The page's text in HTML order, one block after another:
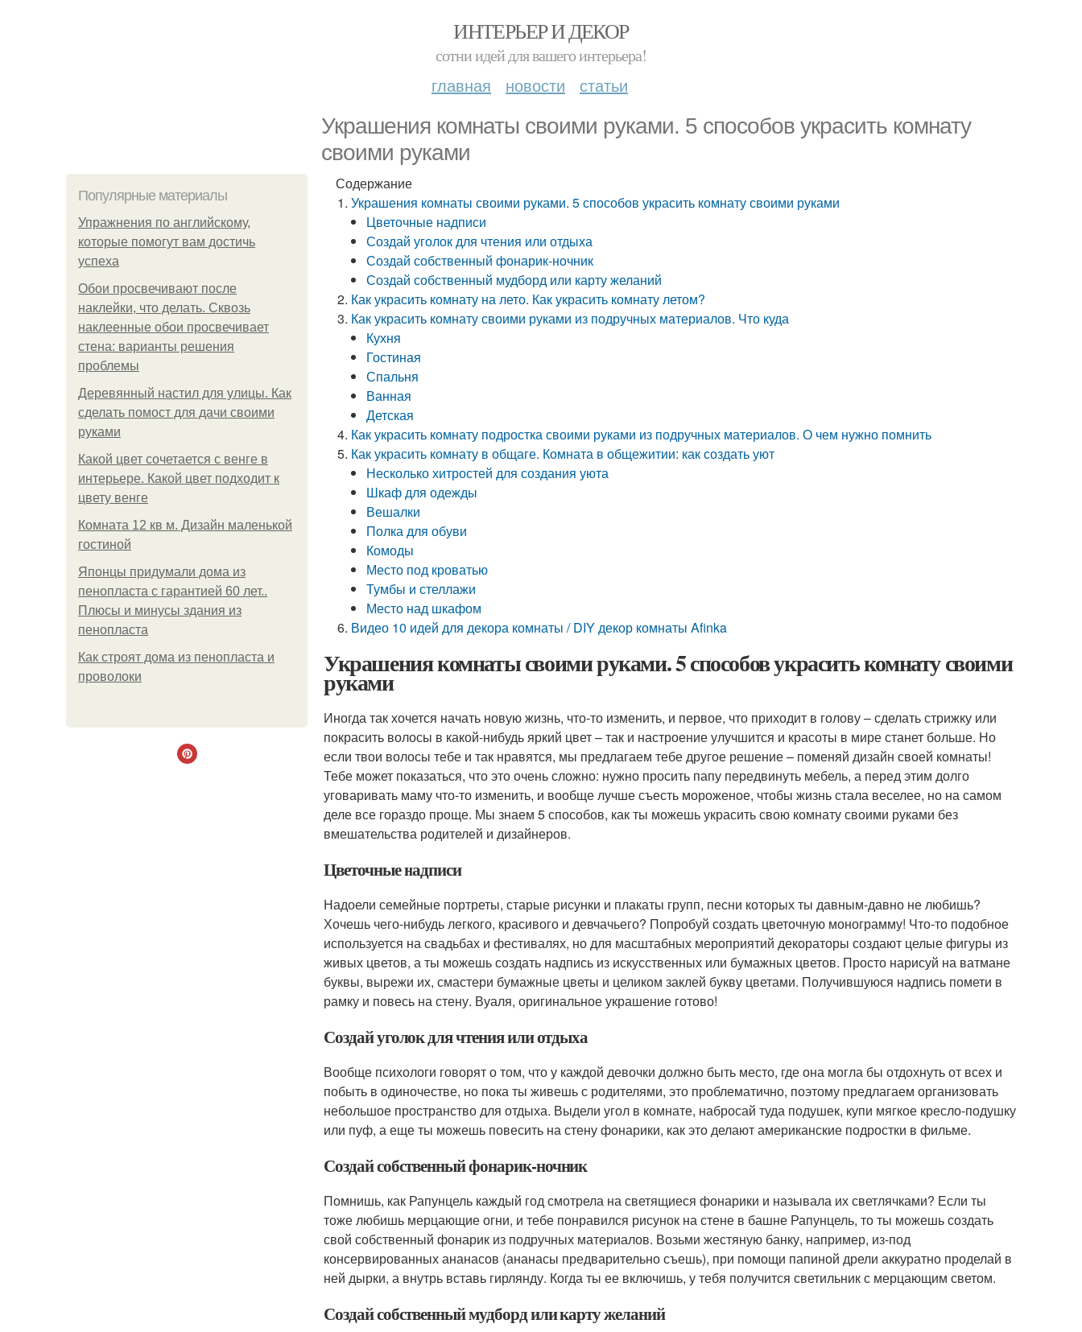
ИНТЕРЬЕР И ДЕКОР
сотни идей для вашего интерьера!
главная новости статьи
Украшения комнаты своими руками. 5 способов украсить комнату
своими руками
Популярные материалы
Упражнения по английскому,
которые помогут вам достичь
успеха
Обои просвечивают после
наклейки, что делать. Сквозь
наклеенные обои просвечивает
стена: варианты решения
проблемы
Деревянный настил для улицы. Как
сделать помост для дачи своими
руками
Какой цвет сочетается с венге в
интерьере. Какой цвет подходит к
цвету венге
Комната 12 кв м. Дизайн маленькой
гостиной
Японцы придумали дома из
пенопласта с гарантией 60 лет..
Плюсы и минусы здания из
пенопласта
Как строят дома из пенопласта и
проволоки
Содержание
Украшения комнаты своими руками. 5 способов украсить комнату своими руками
Цветочные надписи
Создай уголок для чтения или отдыха
Создай собственный фонарик-ночник
Создай собственный мудборд или карту желаний
Как украсить комнату на лето. Как украсить комнату летом?
Как украсить комнату своими руками из подручных материалов. Что куда
Кухня
Гостиная
Спальня
Ванная
Детская
Как украсить комнату подростка своими руками из подручных материалов. О чем нужно помнить
Как украсить комнату в общаге. Комната в общежитии: как создать уют
Несколько хитростей для создания уюта
Шкаф для одежды
Вешалки
Полка для обуви
Комоды
Место под кроватью
Тумбы и стеллажи
Место над шкафом
Видео 10 идей для декора комнаты / DIY декор комнаты Afinka
Украшения комнаты своими руками. 5 способов украсить комнату своими
руками
Иногда так хочется начать новую жизнь, что-то изменить, и первое, что приходит в голову – сделать стрижку или
покрасить волосы в какой-нибудь яркий цвет – так и настроение улучшится и красоты в мире станет больше. Но
если твои волосы тебе и так нравятся, мы предлагаем тебе другое решение – поменяй дизайн своей комнаты!
Тебе может показаться, что это очень сложно: нужно просить папу передвинуть мебель, а перед этим долго
уговаривать маму что-то изменить, и вообще лучше съесть мороженое, чтобы жизнь стала веселее, но на самом
деле все гораздо проще. Мы знаем 5 способов, как ты можешь украсить свою комнату своими руками без
вмешательства родителей и дизайнеров.
Цветочные надписи
Надоели семейные портреты, старые рисунки и плакаты групп, песни которых ты давным-давно не любишь?
Хочешь чего-нибудь легкого, красивого и девчачьего? Попробуй создать цветочную монограмму! Что-то подобное
используется на свадьбах и фестивалях, но для масштабных мероприятий декораторы создают целые фигуры из
живых цветов, а ты можешь создать надпись из искусственных или бумажных цветов. Просто нарисуй на ватмане
буквы, вырежи их, смастери бумажные цветы и целиком заклей букву цветами. Получившуюся надпись помети в
рамку и повесь на стену. Вуаля, оригинальное украшение готово!
Создай уголок для чтения или отдыха
Вообще психологи говорят о том, что у каждой девочки должно быть место, где она могла бы отдохнуть от всех и
побыть в одиночестве, но пока ты живешь с родителями, это проблематично, поэтому предлагаем организовать
небольшое пространство для отдыха. Выдели угол в комнате, набросай туда подушек, купи мягкое кресло-подушку
или пуф, а еще ты можешь повесить на стену фонарики, как это делают американские подростки в фильме.
Создай собственный фонарик-ночник
Помнишь, как Рапунцель каждый год смотрела на светящиеся фонарики и называла их светлячками? Если ты
тоже любишь мерцающие огни, и тебе понравился рисунок на стене в башне Рапунцель, то ты можешь создать
свой собственный фонарик из подручных материалов. Возьми жестяную банку, например, из-под
консервированных ананасов (ананасы предварительно съешь), при помощи папиной дрели аккуратно проделай в
ней дырки, а внутрь вставь гирлянду. Когда ты ее включишь, у тебя получится светильник с мерцающим светом.
Создай собственный мудборд или карту желаний